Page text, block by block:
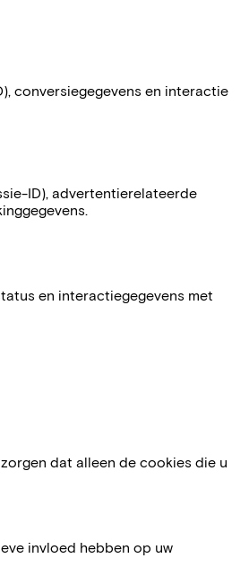
conversiegegevens en interactie
ID), advertentierelateerde
en interactiegegevens met
dat alleen de cookies die u
invloed hebben op uw